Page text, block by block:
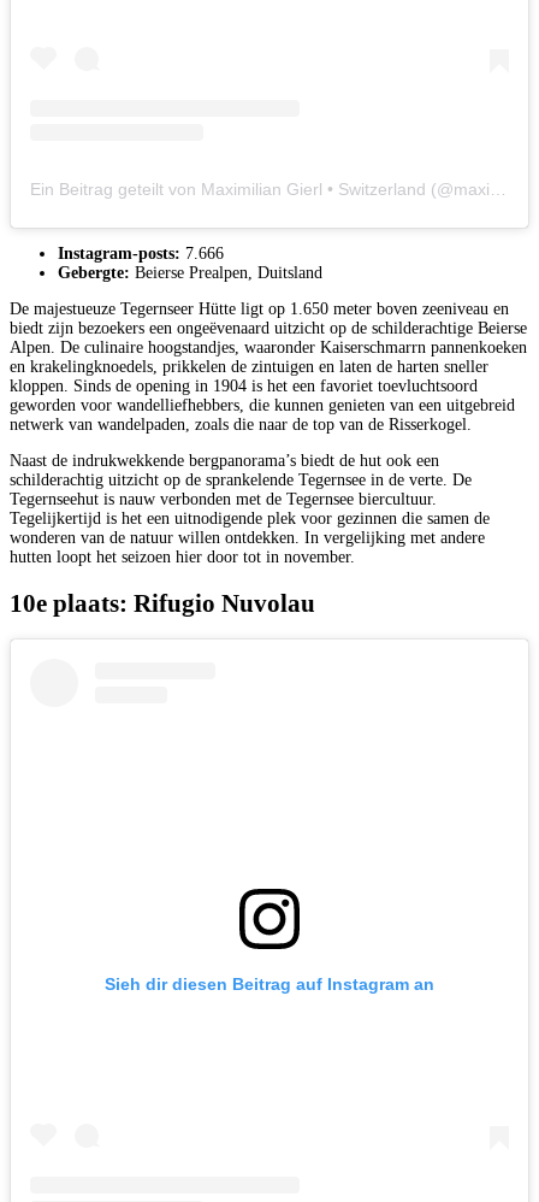
Ein Beitrag geteilt von Maximilian Gierl • Switzerland (@maximiliangierl)
Instagram-posts: 7.666
Gebergte: Beierse Prealpen, Duitsland
De majestueuze Tegernseer Hütte ligt op 1.650 meter boven zeeniveau en
biedt zijn bezoekers een ongeëvenaard uitzicht op de schilderachtige Beierse
Alpen. De culinaire hoogstandjes, waaronder Kaiserschmarrn pannenkoeken
en krakelingknoedels, prikkelen de zintuigen en laten de harten sneller
kloppen. Sinds de opening in 1904 is het een favoriet toevluchtsoord
geworden voor wandelliefhebbers, die kunnen genieten van een uitgebreid
netwerk van wandelpaden, zoals die naar de top van de Risserkogel.
Naast de indrukwekkende bergpanorama’s biedt de hut ook een
schilderachtig uitzicht op de sprankelende Tegernsee in de verte. De
Tegernseehut is nauw verbonden met de Tegernsee biercultuur.
Tegelijkertijd is het een uitnodigende plek voor gezinnen die samen de
wonderen van de natuur willen ontdekken. In vergelijking met andere
hutten loopt het seizoen hier door tot in november.
10e plaats: Rifugio Nuvolau
Sieh dir diesen Beitrag auf Instagram an